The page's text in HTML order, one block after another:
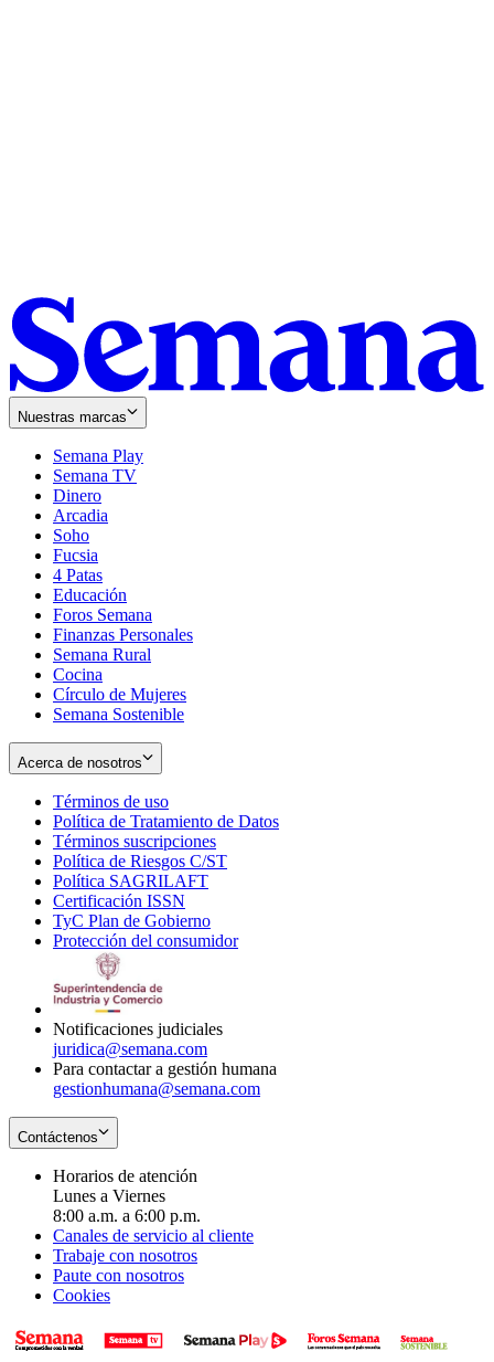
Nuestras marcas
Semana Play
Semana TV
Dinero
Arcadia
Soho
in
new
window
Fucsia
in
new
window
4 Patas
Educación
Foros Semana
Finanzas Personales
Semana Rural
Cocina
Círculo de Mujeres
Semana Sostenible
Acerca de nosotros
Términos de uso
in
new
window
Política de Tratamiento de Datos
Términos suscripciones
in
Política de Riesgos C/ST
Política SAGRILAFT
new
window
Certificación ISSN
in
new
TyC Plan de Gobierno
in
Protección del consumidorOpens
Notificaciones judiciales
juridica@semana.com
Para contactar a gestión humana
gestionhumana@semana.com
Contáctenos
Horarios de atención
Lunes a Viernes
8:00 a.m. a 6:00 p.m.
Canales de servicio al cliente
Trabaje con nosotros
Paute con nosotros
Cookies